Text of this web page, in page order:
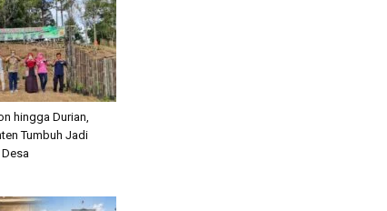
hingga Durian,
Tumbuh Jadi